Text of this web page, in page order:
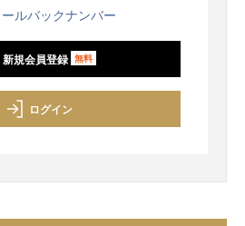
ールバックナンバー
新規会員登録 無料
ログイン